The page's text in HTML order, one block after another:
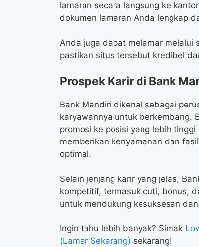
lamaran secara langsung ke
dokumen lamaran Anda lengkap
Anda juga dapat melamar melalui
pastikan situs tersebut kredibel
Prospek Karir di Bank
Bank Mandiri dikenal sebagai
karyawannya untuk berkembang.
promosi ke posisi yang lebih
memberikan kenyamanan dan
optimal.
Selain jenjang karir yang jelas,
kompetitif, termasuk cuti, bonus,
untuk mendukung kesuksesan
Ingin tahu lebih banyak? Simak
(Lamar Sekarang) sekarang!